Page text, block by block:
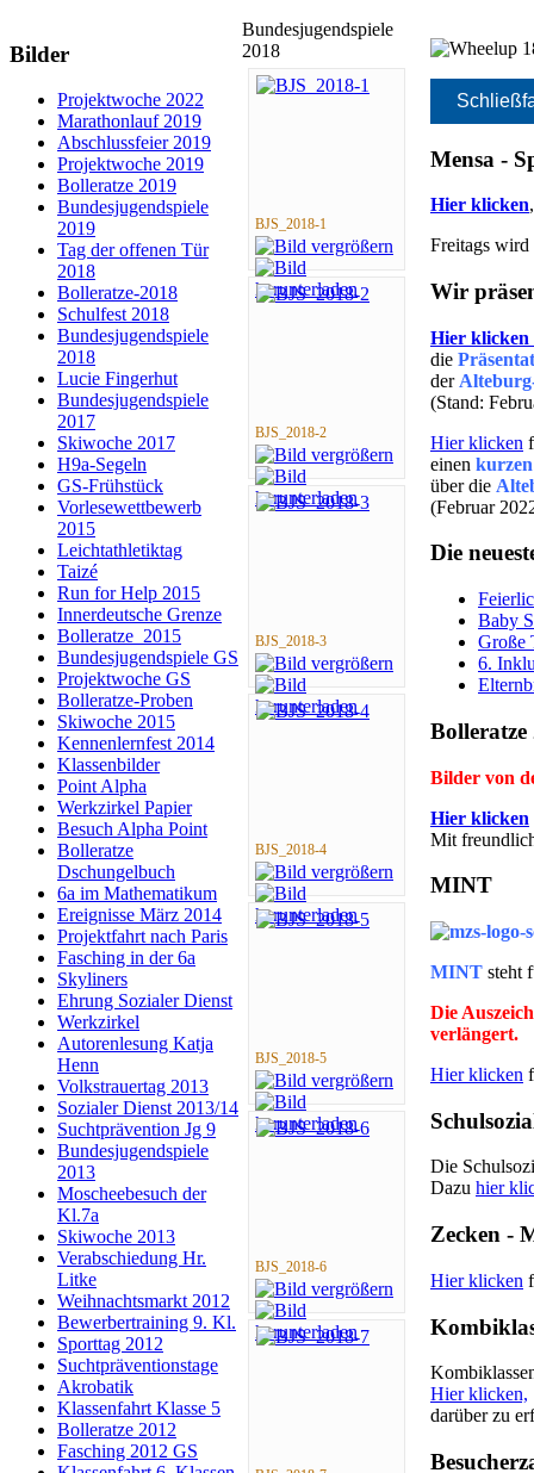
Bilder
Projektwoche 2022
Marathonlauf 2019
Abschlussfeier 2019
Projektwoche 2019
Bolleratze 2019
Bundesjugendspiele
2019
Tag der offenen Tür
2018
Bolleratze-2018
Schulfest 2018
Bundesjugendspiele
2018
Lucie Fingerhut
Bundesjugendspiele
2017
Skiwoche 2017
H9a-Segeln
GS-Frühstück
Vorlesewettbewerb
2015
Leichtathletiktag
Taizé
Run for Help 2015
Innerdeutsche Grenze
Bolleratze_2015
Bundesjugendspiele GS
Projektwoche GS
Bolleratze-Proben
Skiwoche 2015
Kennenlernfest 2014
Klassenbilder
Point Alpha
Werkzirkel Papier
Besuch Alpha Point
Bolleratze
Dschungelbuch
6a im Mathematikum
Ereignisse März 2014
Projektfahrt nach Paris
Fasching in der 6a
Skyliners
Ehrung Sozialer Dienst
Werkzirkel
Autorenlesung Katja
Henn
Volkstrauertag 2013
Sozialer Dienst 2013/14
Suchtprävention Jg 9
Bundesjugendspiele
2013
Moscheebesuch der
Kl.7a
Skiwoche 2013
Verabschiedung Hr.
Litke
Weihnachtsmarkt 2012
Bewerbertraining 9. Kl.
Sporttag 2012
Suchtpräventionstage
Akrobatik
Klassenfahrt Klasse 5
Bolleratze 2012
Fasching 2012 GS
ukash
-
Bundesjugendspiele
2018
BJS_2018-1
BJS_2018-2
BJS_2018-3
BJS_2018-4
BJS_2018-5
BJS_2018-6
Mensa -
Hier klicken
Freitags wird
Wir
Hier klicken
die
der
(Stand:
Hier klicken
einen
über die
(Februar
Die
Baby
Große
6.
Bolleratze
Bilder von
Hier klicken
Mit
MINT
MINT steht
Die
verlängert.
Hier klicken
Die
Dazu hier
Zecken -
Hier klicken
Hier klicken,
darüber zu